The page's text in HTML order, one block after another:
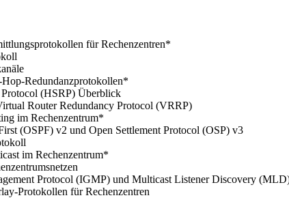
für Rechenzentren*
Redundanzprotokollen*
(HSRP) Überblick
Router Redundancy Protocol (VRRP)
im Rechenzentrum*
(OSPF) v2 und Open Settlement Protocol (OSP) v3
im Rechenzentrum*
Protocol (IGMP) und Multicast Listener Discovery
Protokollen für Rechenzentren